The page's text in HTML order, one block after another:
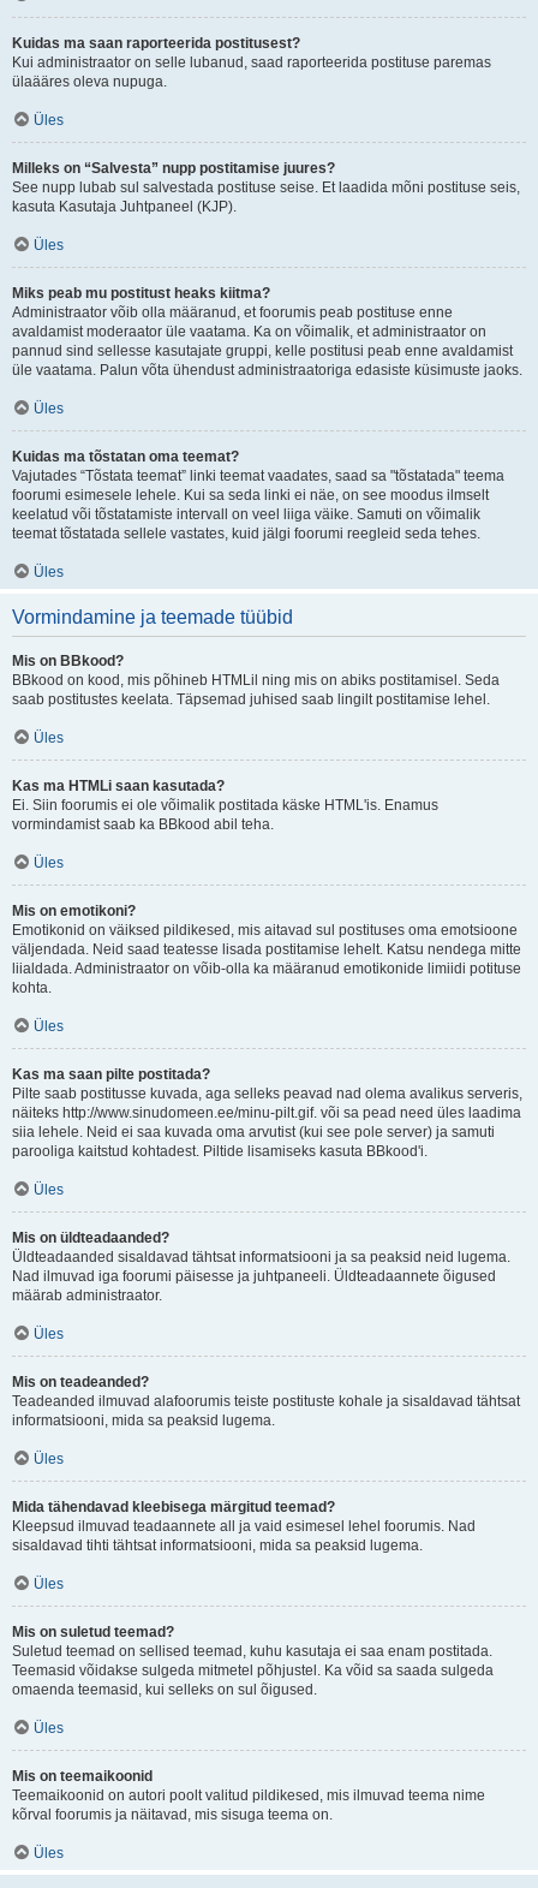
Kuidas ma saan raporteerida postitusest?
Kui administraator on selle lubanud, saad raporteerida postituse paremas
ülaääres oleva nupuga.
Üles
Milleks on “Salvesta” nupp postitamise juures?
See nupp lubab sul salvestada postituse seise. Et laadida mõni postituse seis,
kasuta Kasutaja Juhtpaneel (KJP).
Üles
Miks peab mu postitust heaks kiitma?
Administraator võib olla määranud, et foorumis peab postituse enne
avaldamist moderaator üle vaatama. Ka on võimalik, et administraator on
pannud sind sellesse kasutajate gruppi, kelle postitusi peab enne avaldamist
üle vaatama. Palun võta ühendust administraatoriga edasiste küsimuste jaoks.
Üles
Kuidas ma tõstatan oma teemat?
Vajutades “Tõstata teemat” linki teemat vaadates, saad sa "tõstatada" teema
foorumi esimesele lehele. Kui sa seda linki ei näe, on see moodus ilmselt
keelatud või tõstatamiste intervall on veel liiga väike. Samuti on võimalik
teemat tõstatada sellele vastates, kuid jälgi foorumi reegleid seda tehes.
Üles
Vormindamine ja teemade tüübid
Mis on BBkood?
BBkood on kood, mis põhineb HTMLil ning mis on abiks postitamisel. Seda
saab postitustes keelata. Täpsemad juhised saab lingilt postitamise lehel.
Üles
Kas ma HTMLi saan kasutada?
Ei. Siin foorumis ei ole võimalik postitada käske HTML'is. Enamus
vormindamist saab ka BBkood abil teha.
Üles
Mis on emotikoni?
Emotikonid on väiksed pildikesed, mis aitavad sul postituses oma emotsioone
väljendada. Neid saad teatesse lisada postitamise lehelt. Katsu nendega mitte
liialdada. Administraator on võib-olla ka määranud emotikonide limiidi potituse
kohta.
Üles
Kas ma saan pilte postitada?
Pilte saab postitusse kuvada, aga selleks peavad nad olema avalikus serveris,
näiteks http://www.sinudomeen.ee/minu-pilt.gif. või sa pead need üles laadima
siia lehele. Neid ei saa kuvada oma arvutist (kui see pole server) ja samuti
parooliga kaitstud kohtadest. Piltide lisamiseks kasuta BBkood'i.
Üles
Mis on üldteadaanded?
Üldteadaanded sisaldavad tähtsat informatsiooni ja sa peaksid neid lugema.
Nad ilmuvad iga foorumi päisesse ja juhtpaneeli. Üldteadaannete õigused
määrab administraator.
Üles
Mis on teadeanded?
Teadeanded ilmuvad alafoorumis teiste postituste kohale ja sisaldavad tähtsat
informatsiooni, mida sa peaksid lugema.
Üles
Mida tähendavad kleebisega märgitud teemad?
Kleepsud ilmuvad teadaannete all ja vaid esimesel lehel foorumis. Nad
sisaldavad tihti tähtsat informatsiooni, mida sa peaksid lugema.
Üles
Mis on suletud teemad?
Suletud teemad on sellised teemad, kuhu kasutaja ei saa enam postitada.
Teemasid võidakse sulgeda mitmetel põhjustel. Ka võid sa saada sulgeda
omaenda teemasid, kui selleks on sul õigused.
Üles
Mis on teemaikoonid
Teemaikoonid on autori poolt valitud pildikesed, mis ilmuvad teema nime
kõrval foorumis ja näitavad, mis sisuga teema on.
Üles